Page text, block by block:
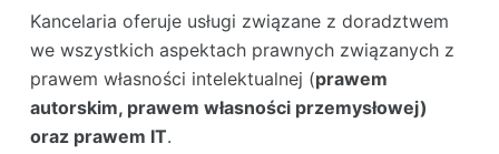
e
c
Kancelaria oferuje usługi związane z doradztwem
we wszystkich aspektach prawnych związanych z
prawem własności intelektualnej (prawem
autorskim, prawem własności przemysłowej)
oraz prawem IT.